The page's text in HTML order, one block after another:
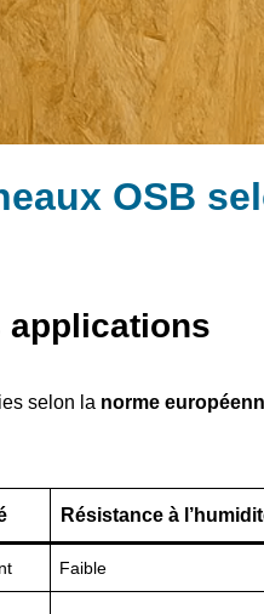
OSB
applications
selon la norme
Résistance à
Faible